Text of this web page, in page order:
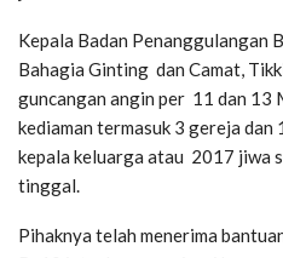
Kepala Badan Penanggulangan
Bahagia Ginting dan Camat,
guncangan angin per 11 dan 13
kediaman termasuk 3 gereja dan
kepala keluarga atau 2017 jiwa
tinggal.
Pihaknya telah menerima